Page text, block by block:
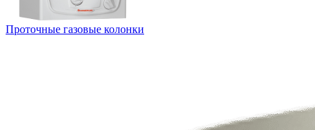
Проточные газовые колонки